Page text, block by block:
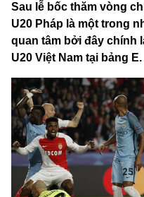
Sau lễ bốc thăm vòng
U20 Pháp là một trong
quan tâm bởi đây chính
U20 Việt Nam tại bảng E.